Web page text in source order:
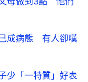
成病態 有人卻嘆
少「一特質」好表